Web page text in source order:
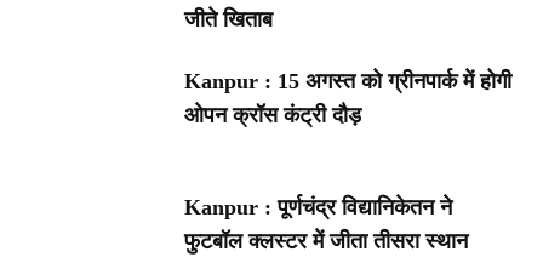
जीते खिताब
Kanpur : 15 अगस्त को ग्रीनपार्क में होगी
ओपन क्रॉस कंट्री दौड़
Kanpur : पूर्णचंद्र विद्यानिकेतन ने
फुटबॉल क्लस्टर में जीता तीसरा स्थान